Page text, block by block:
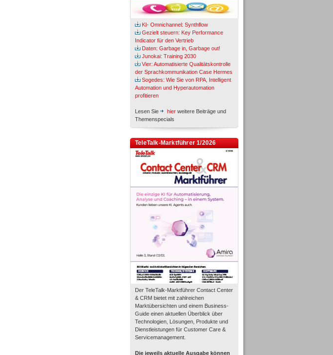
KI- Omnichannel: Synthflow
Gezielt steuern: Key Performance
Indicator für den Vertrieb
Daten: Garbage in, Garbage out!
Junokai: Training 2030
Vier: Automatisierte Qualitätskontrolle
der Sprachkommunikation Case Hermes
Sogedes: Wie Sie von RPA, Intelligent
Automation und Hyperautomation
profitieren
Lesen Sie hier weitere Beiträge und
Themenspecials
TeleTalk-Marktführer 1/2026
Der TeleTalk-Marktführer Contact Center
& CRM bietet mit zahlreichen
Marktübersichten und einem Business-
Guide einen aktuellen Überblick über
Technologien, Lösungen, Produkte und
Dienstleistungen für Customer Care &
Servicemanagement.
Die jeweils aktuelle Ausgabe können